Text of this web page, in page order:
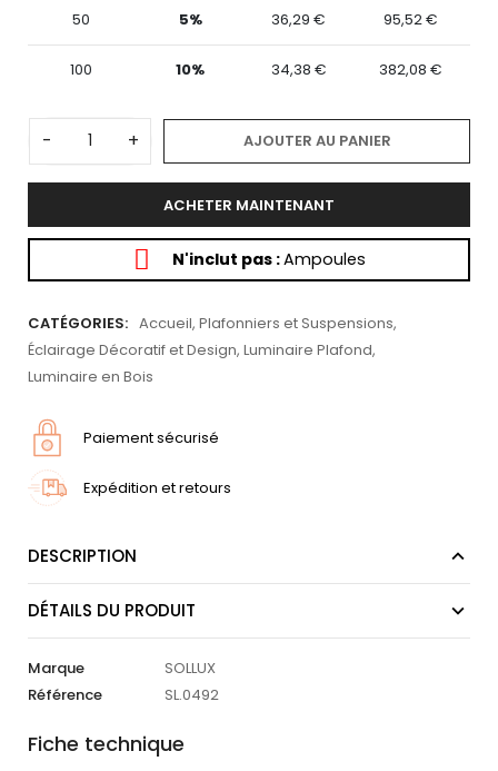
50 5% 36,29 € 95,52 €
100 10% 34,38 € 382,08 €
- + AJOUTER AU PANIER
ACHETER MAINTENANT
N'inclut pas :Ampoules
CATÉGORIES: Accueil, Plafonniers et Suspensions,
Éclairage Décoratif et Design, Luminaire Plafond,
Luminaire en Bois
Paiement sécurisé
Expédition et retours
DESCRIPTION
DÉTAILS DU PRODUIT
Marque
SOLLUX
Référence
SL.0492
Fiche technique